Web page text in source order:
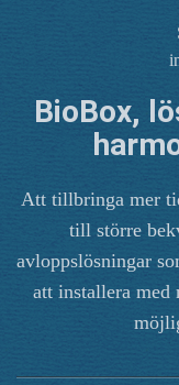
BioBox,
Att tillbringa mer
till större
avloppslösningar
att installera med